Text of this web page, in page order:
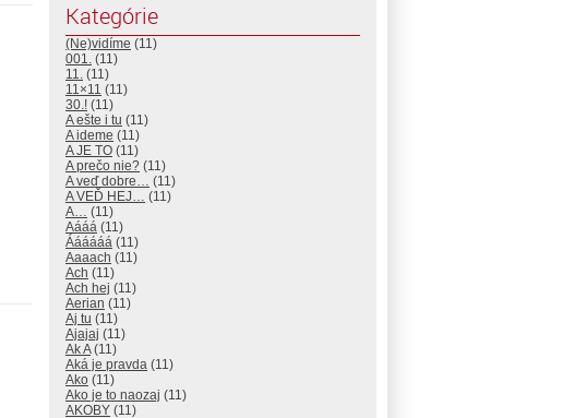
Kategórie
(Ne)vidíme (11)
001. (11)
11. (11)
11×11 (11)
30.! (11)
A ešte i tu (11)
A ideme (11)
A JE TO (11)
A prečo nie? (11)
A veď dobre… (11)
A VEĎ HEJ… (11)
A… (11)
Aááá (11)
Áááááá (11)
Aaaach (11)
Ach (11)
Ach hej (11)
Aerian (11)
Aj tu (11)
Ajajaj (11)
Ak A(11)
Aká je pravda (11)
Ako (11)
Ako je to naozaj (11)
AKOBY (11)